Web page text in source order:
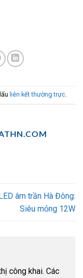
liên kết thường trực.
âm trần Hà Đông:
Siêu mỏng 12W
công khai. Các